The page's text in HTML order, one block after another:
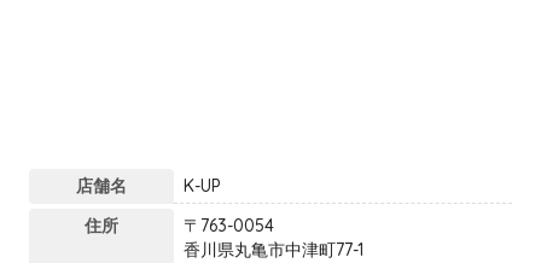
店舗名
K-UP
住所
〒763-0054
香川県丸亀市中津町77-1